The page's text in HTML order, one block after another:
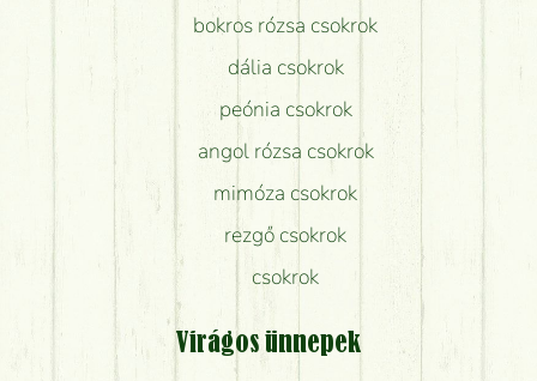
bokros rózsa csokrok
dália csokrok
peónia csokrok
angol rózsa csokrok
mimóza csokrok
rezgő csokrok
csokrok
Virágos ünnepek